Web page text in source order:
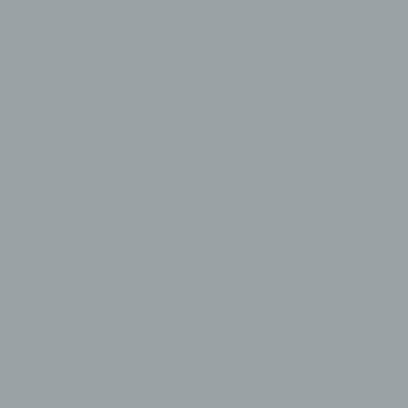
the
the